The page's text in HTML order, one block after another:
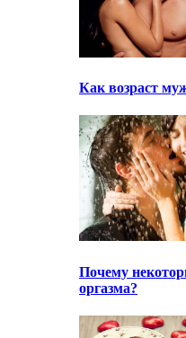
Как возраст
Почему
оргазма?